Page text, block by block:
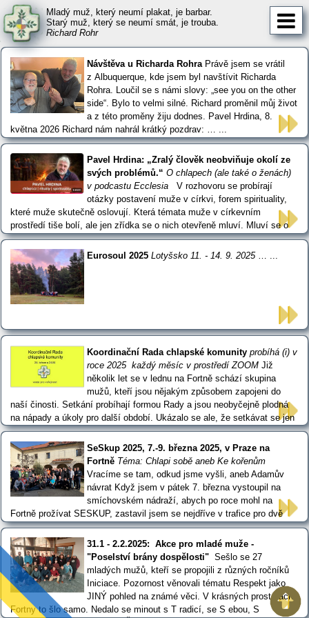
Mladý muž, který neumí plakat, je barbar.
Starý muž, který se neumí smát, je trouba.
Richard Rohr
Návštěva u Richarda Rohra Právě jsem se vrátil
z Albuquerque, kde jsem byl navštívit Richarda
Rohra. Loučil se s námi slovy: „see you on the other
side“. Bylo to velmi silné. Richard proměnil můj život
a z této proměny žiju dodnes. Pavel Hrdina, 8.
května 2026 Richard nám nahrál krátký pozdrav: … ...
Pavel Hrdina: „Zralý člověk neobviňuje okolí ze
svých problémů.“ O chlapech (ale také o ženách)
v podcastu Ecclesia V rozhovoru se probírají
otázky postavení muže v církvi, forem spirituality,
které muže skutečně oslovují. Která témata muže v církevním
prostředí tiše bolí, ale jen zřídka se o nich otevřeně mluví. Mluví se o
rituálu přechodu muže do zralé dospělosti – jaký je jeho hlubší smysl,
jaké může mít místo v životě církve. … ...
Eurosoul 2025 Lotyšsko 11. - 14. 9. 2025 … ...
Koordinační Rada chlapské komunity probíhá (i) v
roce 2025 každý měsíc v prostředí ZOOM Již
několik let se v lednu na Fortně schází skupina
mužů, kteří jsou nějakým způsobem zapojeni do
naší činosti. Setkání probíhají formou Rady a jsou neobyčejně plodná
na nápady a úkoly pro další období. Ukázalo se ale, že setkávat se jen
jednou za rok je málo, lednové nadšení během roku postupně vyprchá.
A tak jsme se rozhodli vyčllenit menší dělný počet - … ...
SeSkup 2025, 7.-9. března 2025, v Praze na
Fortně Téma: Chlapi sobě aneb Ke kořenům
Vracíme se tam, odkud jsme vyšli, aneb Adamův
návrat Když jsem v pátek 7. března vystoupil na
smíchovském nádraží, abych po roce mohl na
Fortně prožívat SESKUP, zastavil jsem se nejdříve v trafice pro dvě
jízdenky na MHD. Přede mnou stejnou potřebu měli ještě asi tři
zákazníci, takže prodejnou znělo: „Dvě za čtyřicet, čtyři za třicet.“ „Dvě
za … ...
31.1 - 2.2.2025: Akce pro mladé muže -
"Poselství brány dospělosti" Sešlo se 27
mladých mužů, kteří se propojili z různých ročníků
Iniciace. Pozornost věnovali tématu Respekt jako
JINÝ pohled na známé věci. V krásných prostorách
Fortny to šlo samo. Nedalo se minout s T radicí, se S ebou, S